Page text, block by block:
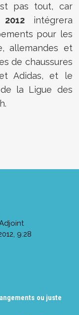
pas tout, car
2012 intégrera
pour les
allemandes et
de chaussures
Adidas, et le
la Ligue des
9:28
ou juste